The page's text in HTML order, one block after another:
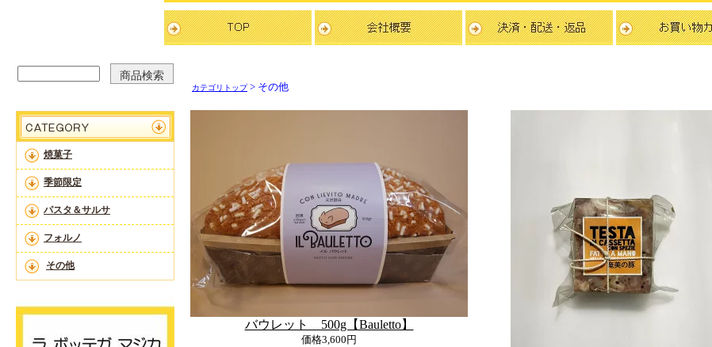
焼菓子
季節限定
パスタ＆サルサ
フォルノ
その他
カテゴリトップ> その他
バウレット 500g【Bauletto】
価格3,600円